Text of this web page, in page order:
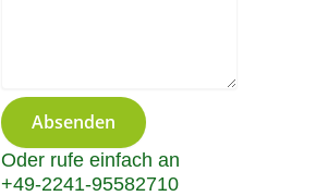
Absenden
Oder rufe einfach an
+49-2241-95582710